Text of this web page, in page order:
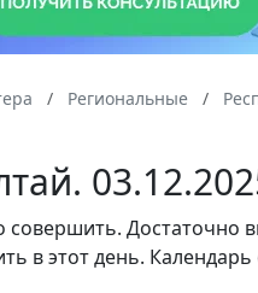
Региональные
совершить.
в этот день.